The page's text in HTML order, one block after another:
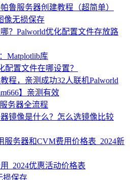
鲁服务器创建教程（超简单）
像无损保存
？Palworld优化配置文件存放路
Matplotlib库
配置文件在哪设置？
程，亲测成功32人联机Palworld
】亲测有效
务器全流程
镜像是什么？怎么选镜像比较
服务器和CVM费用价格表_2024新
_2024优惠活动价格表
损保存